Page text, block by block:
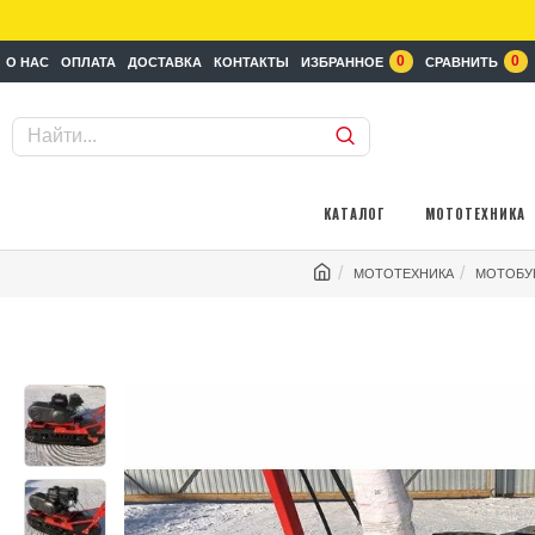
О НАС ОПЛАТА ДОСТАВКА КОНТАКТЫ ИЗБРАННОЕ 0 СРАВНИТЬ 0
КАТАЛОГ МОТОТЕХНИКА
МОТОТЕХНИКА